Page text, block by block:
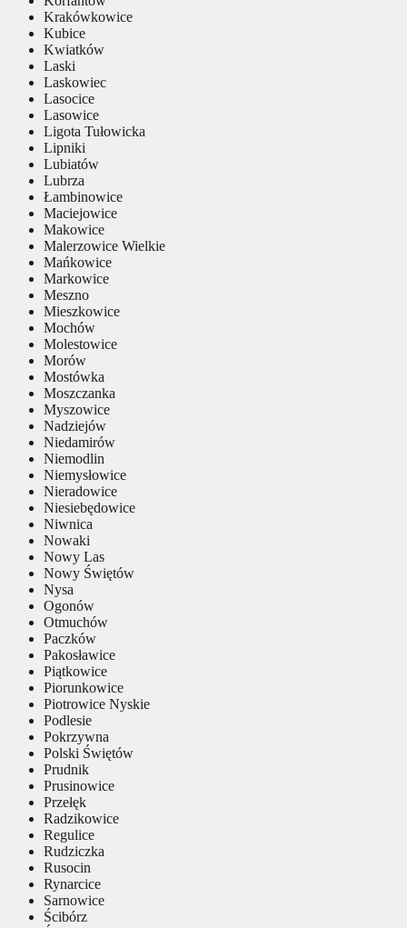
Krakówkowice
Kubice
Kwiatków
Laski
Laskowiec
Lasocice
Lasowice
Ligota Tułowicka
Lipniki
Lubiatów
Lubrza
Łambinowice
Maciejowice
Makowice
Malerzowice Wielkie
Mańkowice
Markowice
Meszno
Mieszkowice
Mochów
Molestowice
Morów
Mostówka
Moszczanka
Myszowice
Nadziejów
Niedamirów
Niemodlin
Niemysłowice
Nieradowice
Niesiebędowice
Niwnica
Nowaki
Nowy Las
Nowy Świętów
Nysa
Ogonów
Otmuchów
Paczków
Pakosławice
Piątkowice
Piorunkowice
Piotrowice Nyskie
Podlesie
Pokrzywna
Polski Świętów
Prudnik
Prusinowice
Przełęk
Radzikowice
Regulice
Rudziczka
Rusocin
Rynarcice
Sarnowice
Ścibórz